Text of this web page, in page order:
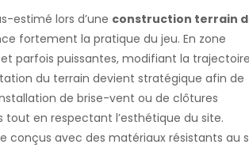
estimé lors d’une construction terrain
fortement la pratique du jeu. En zone
parfois puissantes, modifiant la
du terrain devient stratégique afin de
de brise-vent ou de clôtures
en respectant l’esthétique du site.
avec des matériaux résistants au